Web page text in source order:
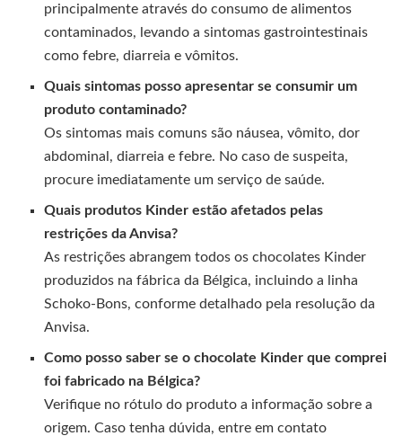
principalmente através do consumo de alimentos
contaminados, levando a sintomas gastrointestinais
como febre, diarreia e vômitos.
Quais sintomas posso apresentar se consumir um
produto contaminado?
Os sintomas mais comuns são náusea, vômito, dor
abdominal, diarreia e febre. No caso de suspeita,
procure imediatamente um serviço de saúde.
Quais produtos Kinder estão afetados pelas
restrições da Anvisa?
As restrições abrangem todos os chocolates Kinder
produzidos na fábrica da Bélgica, incluindo a linha
Schoko-Bons, conforme detalhado pela resolução da
Anvisa.
Como posso saber se o chocolate Kinder que comprei
foi fabricado na Bélgica?
Verifique no rótulo do produto a informação sobre a
origem. Caso tenha dúvida, entre em contato